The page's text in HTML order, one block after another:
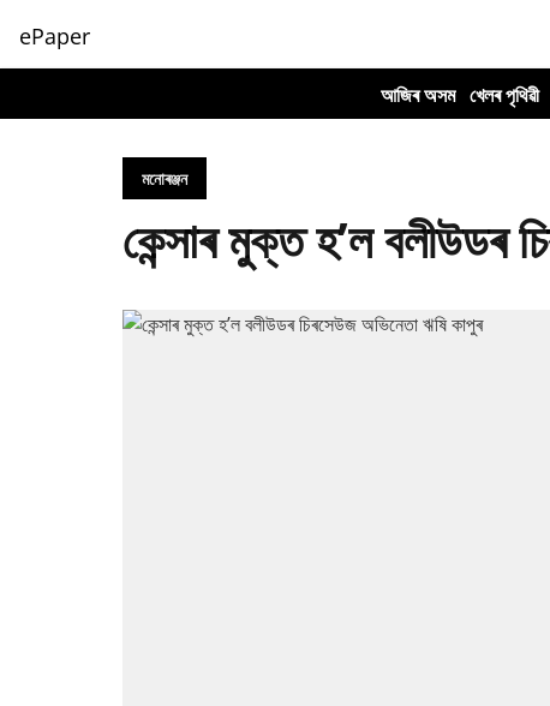
ePaper
আজিৰ অসম খেলৰ পৃথিৱী
মনোৰঞ্জন
কেন্সাৰ মুক্ত হ’ল বলীউডৰ